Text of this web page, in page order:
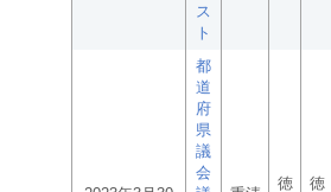
ス
ト
都
道
府
県
議
会
徳
徳